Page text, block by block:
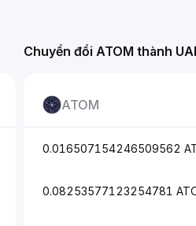
Chuyển đổi ATOM thành
ATOM
0.016507154246509562
0.08253577123254781